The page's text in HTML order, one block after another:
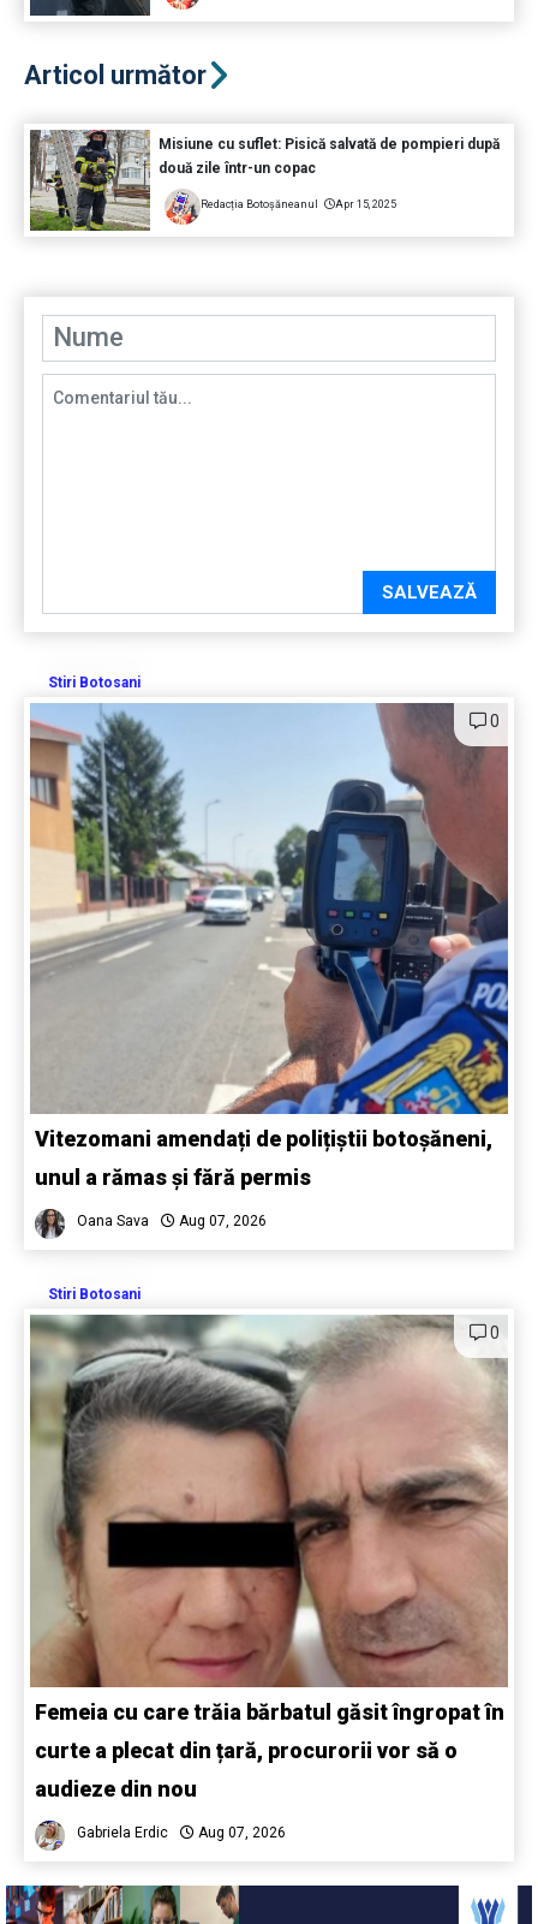
Articol următor
Misiune cu suflet: Pisică salvată de pompieri după
două zile într-un copac
Redacția Botoșăneanul Apr 15, 2025
SALVEAZĂ
Stiri Botosani
0
Vitezomani amendați de polițiștii botoșăneni,
unul a rămas și fără permis
Oana Sava Aug 07, 2026
Stiri Botosani
0
Femeia cu care trăia bărbatul găsit îngropat în
curte a plecat din țară, procurorii vor să o
audieze din nou
Gabriela Erdic Aug 07, 2026